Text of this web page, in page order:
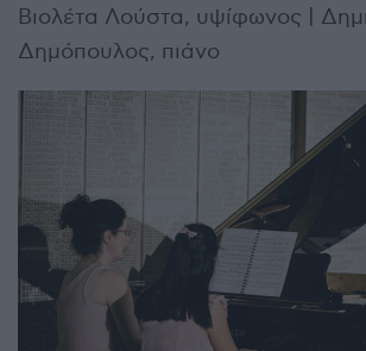
Βιολέτα Λούστα, υψίφωνος |
Δημόπουλος, πιάνο